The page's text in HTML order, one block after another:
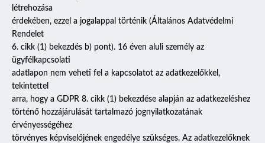
létrehozása
érdekében, ezzel a jogalappal történik (Általános Adatvédelmi
Rendelet
6. cikk (1) bekezdés b) pont). 16 éven aluli személy az
ügyfélkapcsolati
adatlapon nem veheti fel a kapcsolatot az adatkezelőkkel,
tekintettel
arra, hogy a GDPR 8. cikk (1) bekezdése alapján az adatkezeléshez
történő hozzájárulását tartalmazó jognyilatkozatának
érvényességéhez
törvényes képviselőjének engedélye szükséges. Az adatkezelőknek